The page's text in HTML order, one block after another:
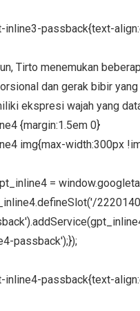
inline3-passback{text-
Tirto menemukan
dan gerak bibir
ekspresi wajah yang
{margin:1.5em 0}
img{max-width:300px
=
passback');});
inline4-passback{text-